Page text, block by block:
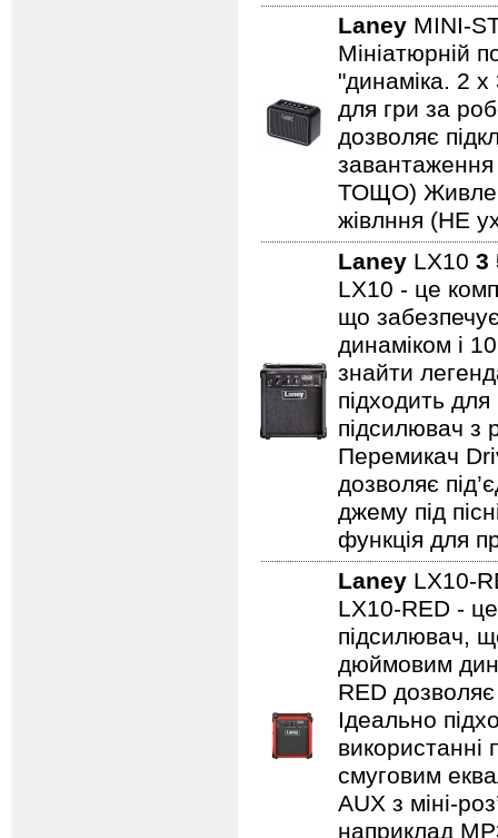
Laney MINI-
Мініатюрній
"динаміка. 2
для гри за
дозволяє
завантаження
ТОЩО)
жівлння (НЕ
Laney LX10 3
LX10 - це
що
динаміком і
знайти
підходить
підсилювач з
Перемикач
дозволяє
джему під
функція для
Laney LX10-
LX10-RED -
підсилювач,
дюймовим
RED
Ідеально
використанні
смуговим
AUX з міні-
наприклад